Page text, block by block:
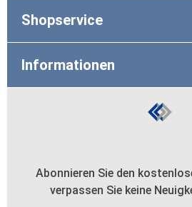
Shopservice
Informationen
Abonnieren Sie den
verpassen Sie keine